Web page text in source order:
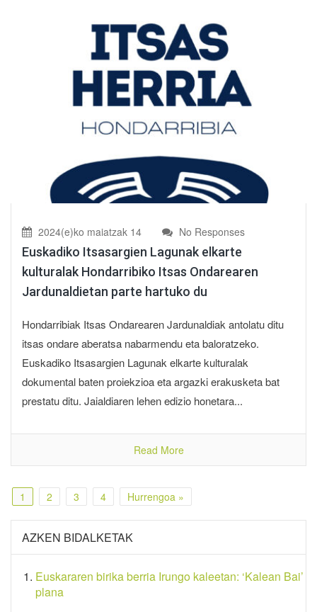
2024(e)ko maiatzak 14 No Responses
Euskadiko Itsasargien Lagunak elkarte
kulturalak Hondarribiko Itsas Ondarearen
Jardunaldietan parte hartuko du
Hondarribiak Itsas Ondarearen Jardunaldiak antolatu ditu
itsas ondare aberatsa nabarmendu eta baloratzeko.
Euskadiko Itsasargien Lagunak elkarte kulturalak
dokumental baten proiekzioa eta argazki erakusketa bat
prestatu ditu. Jaialdiaren lehen edizio honetara...
Read More
1 2 3 4 Hurrengoa »
AZKEN BIDALKETAK
Euskararen birika berria Irungo kaleetan: ‘Kalean Bai’
plana